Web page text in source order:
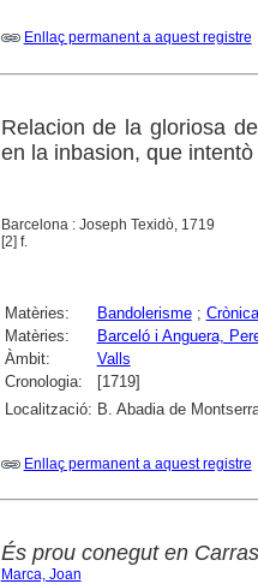
Enllaç permanent a aquest registre
Relacion de la gloriosa
en la inbasion, que
Barcelona : Joseph Texidò, 1719
[2] f.
Matèries: Bandolerisme; Crònica
Matèries:
Barceló i Anguera,
Àmbit:
Valls
Cronologia:
[1719]
Localització: B. Abadia de
Enllaç permanent a aquest registre
És prou conegut en
Marca, Joan